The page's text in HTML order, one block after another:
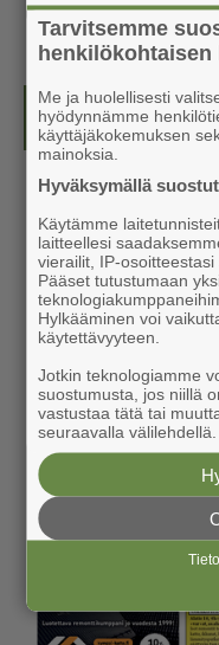
Kesälehti
Tarvitsemme
henkilökohtaisen
Me ja huolellisesti
hyödynnämme
käyttäjäkokemuksen
mainoksia.
Hyväksymällä
Käytämme
laitteellesi
vierailit, IP-
Pääset tutustumaan
Hylkääminen voi
käytettävyyteen.
Jotkin teknologiamme
suostumusta, jos niillä
vastustaa tätä tai
seuraavalla välilehdellä.